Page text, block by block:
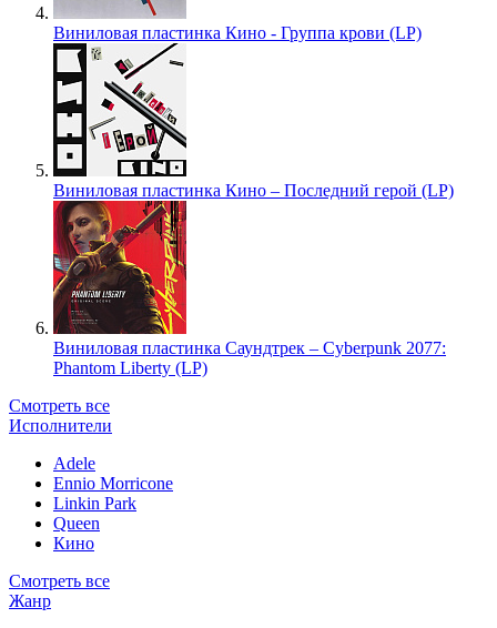
Виниловая пластинка Кино - Группа крови (LP)
Виниловая пластинка Кино – Последний герой (LP)
Виниловая пластинка Саундтрек – Cyberpunk 2077:
Phantom Liberty (LP)
Смотреть все
Исполнители
Adele
Ennio Morricone
Linkin Park
Queen
Кино
Смотреть все
Жанр